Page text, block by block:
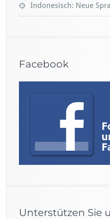
Indonesisch: Neue
Facebook
Unterstützen Sie